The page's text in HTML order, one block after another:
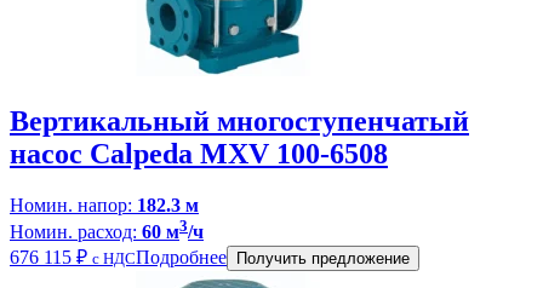
Вертикальный многоступенчатый
насос Calpeda MXV 100-6508
Номин. напор: 182.3 м
Номин. расход: 60 м3/ч
676 115 ₽ с НДСПодробнее Получить предложение